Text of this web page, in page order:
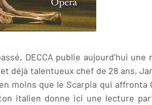
DECCA publie aujourd’hui
déjà talentueux chef de 28 ans,
moins que le Scarpia qui affronta
italien donne ici une lecture